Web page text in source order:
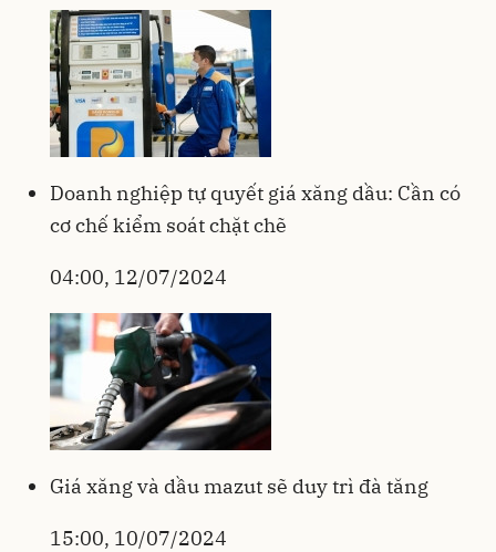
Doanh nghiệp tự quyết giá xăng dầu: Cần có
cơ chế kiểm soát chặt chẽ
04:00, 12/07/2024
Giá xăng và dầu mazut sẽ duy trì đà tăng
15:00, 10/07/2024